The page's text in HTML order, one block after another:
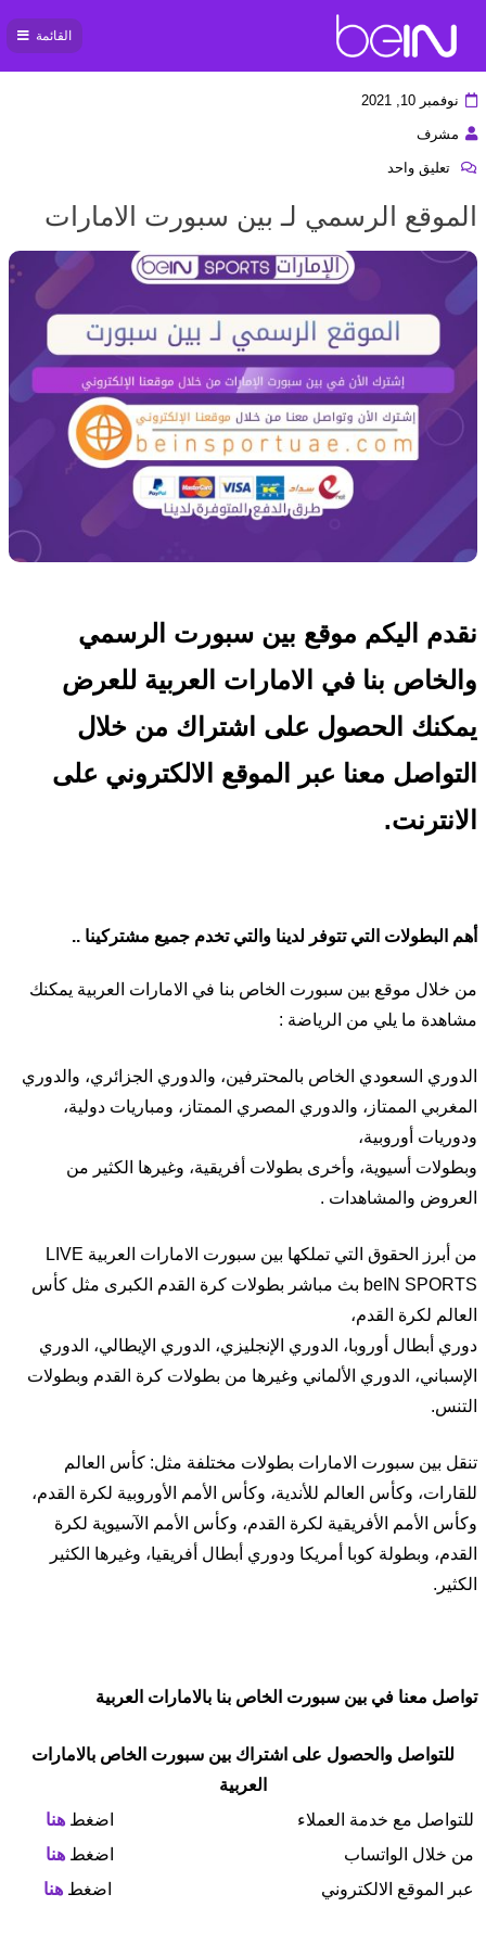
بي ان
القائمة
نوفمبر 10, 2021
مشرف
تعليق واحد
الموقع الرسمي لـ بين سبورت الامارات
نقدم اليكم موقع بين سبورت الرسمي
والخاص بنا في الامارات العربية للعرض
يمكنك الحصول على اشتراك من خلال
التواصل معنا عبر الموقع الالكتروني على
الانترنت.
أهم البطولات التي تتوفر لدينا والتي تخدم جميع مشتركينا ..
من خلال موقع بين سبورت الخاص بنا في الامارات العربية يمكنك
مشاهدة ما يلي من الرياضة :
الدوري السعودي الخاص بالمحترفين، والدوري الجزائري، والدوري
المغربي الممتاز، والدوري المصري الممتاز، ومباريات دولية،
ودوريات أوروبية،
وبطولات أسيوية، وأخرى بطولات أفريقية، وغيرها الكثير من
العروض والمشاهدات .
من أبرز الحقوق التي تملكها بين سبورت الامارات العربية LIVE
beIN SPORTS بث مباشر بطولات كرة القدم الكبرى مثل كأس
العالم لكرة القدم،
دوري أبطال أوروبا، الدوري الإنجليزي، الدوري الإيطالي، الدوري
الإسباني، الدوري الألماني وغيرها من بطولات كرة القدم وبطولات
التنس.
تنقل بين سبورت الامارات بطولات مختلفة مثل: كأس العالم
للقارات، وكأس العالم للأندية، وكأس الأمم الأوروبية لكرة القدم،
وكأس الأمم الأفريقية لكرة القدم، وكأس الأمم الآسيوية لكرة
القدم، وبطولة كوبا أمريكا ودوري أبطال أفريقيا، وغيرها الكثير
الكثير.
تواصل معنا في بين سبورت الخاص بنا بالامارات العربية
للتواصل والحصول على اشتراك بين سبورت الخاص بالامارات
العربية
للتواصل مع خدمة العملاء
اضغط هنا
من خلال الواتساب
اضغط هنا
عبر الموقع الالكتروني
اضغط هنا